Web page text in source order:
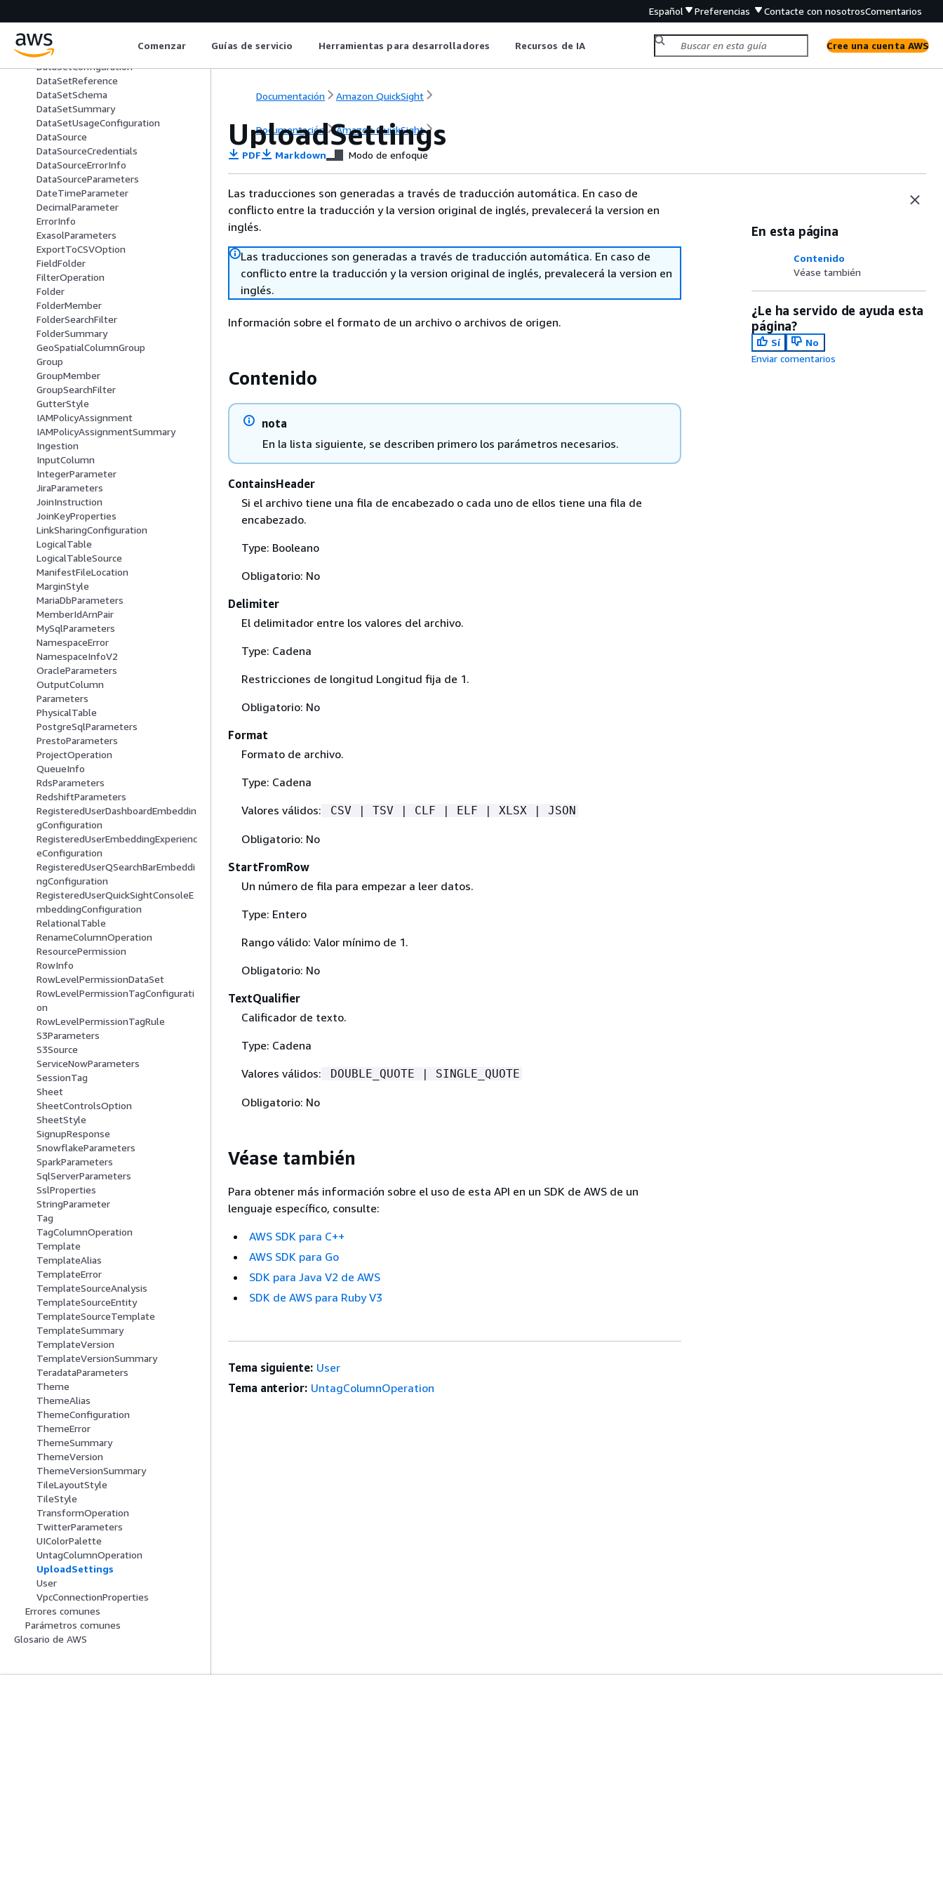
Español Preferencias Contacte con nosotrosComentarios
Comenzar Guías de servicio Herramientas para desarrolladores Recursos de IA Cree una cuenta AWS
DashboardVersionSummary
DataColorPalette
DataSet
DataSetConfiguration
DataSetReference
DataSetSchema
DataSetSummary
DataSetUsageConfiguration
DataSource
DataSourceCredentials
DataSourceErrorInfo
DataSourceParameters
DateTimeParameter
DecimalParameter
ErrorInfo
ExasolParameters
ExportToCSVOption
FieldFolder
FilterOperation
Folder
FolderMember
FolderSearchFilter
FolderSummary
GeoSpatialColumnGroup
Group
GroupMember
GroupSearchFilter
GutterStyle
IAMPolicyAssignment
IAMPolicyAssignmentSummary
Ingestion
InputColumn
IntegerParameter
JiraParameters
JoinInstruction
JoinKeyProperties
LinkSharingConfiguration
LogicalTable
LogicalTableSource
ManifestFileLocation
MarginStyle
MariaDbParameters
MemberIdArnPair
MySqlParameters
NamespaceError
NamespaceInfoV2
OracleParameters
OutputColumn
Parameters
PhysicalTable
PostgreSqlParameters
PrestoParameters
ProjectOperation
QueueInfo
RdsParameters
RedshiftParameters
RegisteredUserDashboardEmbeddin
gConfiguration
RegisteredUserEmbeddingExperienc
eConfiguration
RegisteredUserQSearchBarEmbeddi
ngConfiguration
RegisteredUserQuickSightConsoleE
mbeddingConfiguration
RelationalTable
RenameColumnOperation
ResourcePermission
RowInfo
RowLevelPermissionDataSet
RowLevelPermissionTagConfigurati
on
RowLevelPermissionTagRule
S3Parameters
S3Source
ServiceNowParameters
SessionTag
Sheet
SheetControlsOption
SheetStyle
SignupResponse
SnowflakeParameters
SparkParameters
SqlServerParameters
SslProperties
StringParameter
Tag
TagColumnOperation
Template
TemplateAlias
TemplateError
TemplateSourceAnalysis
TemplateSourceEntity
TemplateSourceTemplate
TemplateSummary
TemplateVersion
TemplateVersionSummary
TeradataParameters
Theme
ThemeAlias
ThemeConfiguration
ThemeError
ThemeSummary
ThemeVersion
ThemeVersionSummary
TileLayoutStyle
TileStyle
TransformOperation
TwitterParameters
UIColorPalette
UntagColumnOperation
UploadSettings
User
VpcConnectionProperties
Errores comunes
Parámetros comunes
Glosario de AWS
Documentación Amazon QuickSight
Documentación Amazon QuickSight
UploadSettings
PDF Markdown Modo de enfoque
Las traducciones son generadas a través de traducción automática. En caso de
conflicto entre la traducción y la version original de inglés, prevalecerá la version en
inglés.
Las traducciones son generadas a través de traducción automática. En caso de
conflicto entre la traducción y la version original de inglés, prevalecerá la version en
inglés.
Información sobre el formato de un archivo o archivos de origen.
Contenido
nota
En la lista siguiente, se describen primero los parámetros necesarios.
ContainsHeader
Si el archivo tiene una fila de encabezado o cada uno de ellos tiene una fila de
encabezado.
Type: Booleano
Obligatorio: No
Delimiter
El delimitador entre los valores del archivo.
Type: Cadena
Restricciones de longitud Longitud fija de 1.
Obligatorio: No
Format
Formato de archivo.
Type: Cadena
Valores válidos:
CSV | TSV | CLF | ELF | XLSX | JSON
Obligatorio: No
StartFromRow
Un número de fila para empezar a leer datos.
Type: Entero
Rango válido: Valor mínimo de 1.
Obligatorio: No
TextQualifier
Calificador de texto.
Type: Cadena
Valores válidos:
DOUBLE_QUOTE | SINGLE_QUOTE
Obligatorio: No
Véase también
Para obtener más información sobre el uso de esta API en un SDK de AWS de un
lenguaje específico, consulte:
AWS SDK para C++
AWS SDK para Go
SDK para Java V2 de AWS
SDK de AWS para Ruby V3
En esta página
Contenido
Véase también
¿Le ha servido de ayuda esta
página?
Sí
No
Enviar comentarios
Tema siguiente: User
Tema anterior: UntagColumnOperation